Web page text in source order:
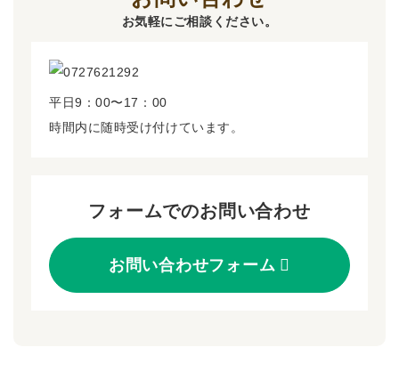
お気軽にご相談ください。
平日9：00〜17：00
時間内に随時受け付けています。
フォームでのお問い合わせ
お問い合わせフォーム